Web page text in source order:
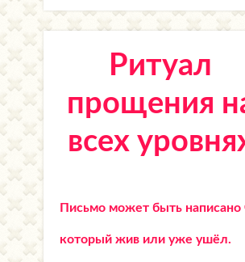
Ритуал
прощения
всех
Письмо может быть написано
который жив или уже ушёл.